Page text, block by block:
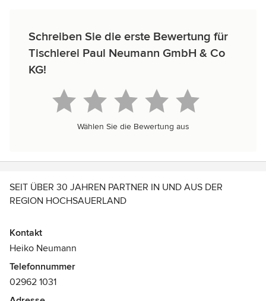
Schreiben Sie die erste Bewertung für
Tischlerei Paul Neumann GmbH & Co
KG!
Wählen Sie die Bewertung aus
SEIT ÜBER 30 JAHREN PARTNER IN UND AUS DER
REGION HOCHSAUERLAND
Wenn es um Ihre vier Wände geht, sind wir Ihr persönlicher
und zuverlässiger Tischler in und aus der Region
Seit über 30 Jahren setzen wir in unserer Fertigung auf
hohe Präzision und qualitativ hochwertige Produkte.
Lassen Sie sich in unserer Tischlerei in Olsberg-
Kontakt
Heiko Neumann
Telefonnummer
02962 1031